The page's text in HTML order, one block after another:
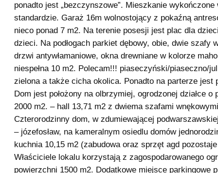
ponadto jest „bezczynszowe”. Mieszkanie
standardzie. Garaż 16m wolnostojący z pokaźną
nieco ponad 7 m2. Na terenie posesji jest plac dla
dzieci. Na podłogach parkiet dębowy, obie, dwie szafy
drzwi antywłamaniowe, okna drewniane w kolorze
niespełna 10 m2. Polecam!!! piaseczyński/piaseczno/
zielona a także cicha okolica. Ponadto na parterze jest
Dom jest położony na olbrzymiej, ogrodzonej działce o
2000 m2. – hall 13,71 m2 z dwiema szafami
Czterorodzinny dom, w zdumiewającej
– józefosław, na kameralnym osiedlu domów
kuchnia 10,15 m2 (zabudowa oraz sprzęt agd
Właściciele lokalu korzystają z zagospodarowanego
powierzchni 1500 m2. Dodatkowe miejsce parkingowe